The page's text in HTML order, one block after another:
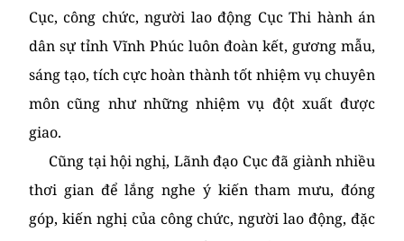
Cục, công chức, người lao động Cục Thi hành án
dân sự tỉnh Vĩnh Phúc luôn đoàn kết, gương mẫu,
sáng tạo, tích cực hoàn thành tốt nhiệm vụ chuyên
môn cũng như những nhiệm vụ đột xuất được
giao.
Cũng tại hội nghị, Lãnh đạo Cục đã giành nhiều
thơi gian để lắng nghe ý kiến tham mưu, đóng
góp, kiến nghị của công chức, người lao động, đặc